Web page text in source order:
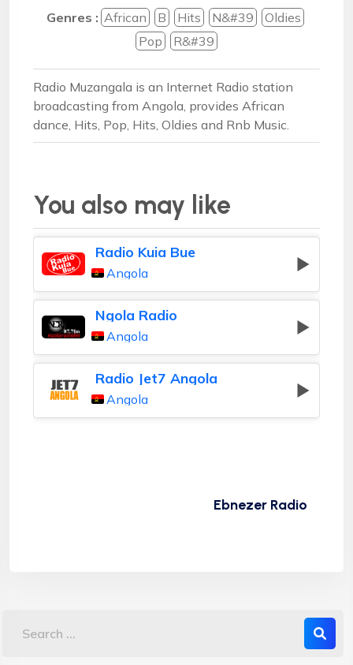
Genres : African B Hits N&#39
Oldies
Pop
R&#39
Radio Muzangala is an Internet Radio station
broadcasting from Angola, provides African
dance, Hits, Pop, Hits, Oldies and Rnb Music.
You also may like
Radio Kuia Bue
Angola
Ngola Radio
Angola
Radio Jet7 Angola
Angola
Ebnezer Radio